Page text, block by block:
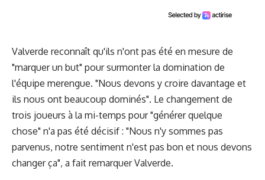
Valverde reconnaît qu'ils n'ont pas été en mesure de
"marquer un but" pour surmonter la domination de
l'équipe merengue. "Nous devons y croire davantage et
ils nous ont beaucoup dominés". Le changement de
trois joueurs à la mi-temps pour "générer quelque
chose" n'a pas été décisif : "Nous n'y sommes pas
parvenus, notre sentiment n'est pas bon et nous devons
changer ça", a fait remarquer Valverde.